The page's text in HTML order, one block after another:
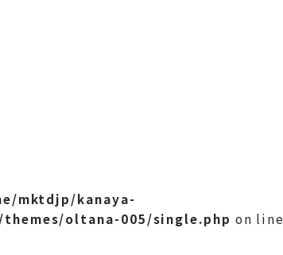
mktdjp/kanaya-
oltana-005/single.php on line